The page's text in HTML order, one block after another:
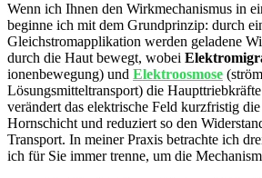
Wenn ich ‌Ihnen den Wirkmechanismus in
beginne ⁣ich mit dem Grundprinzip: durch
Gleichstromapplikation werden geladene
durch die Haut bewegt, wobei
ionenbewegung) und Elektroosmose
Lösungsmitteltransport) die
verändert das elektrische Feld kurzfristig die
Hornschicht und reduziert ‌so den
Transport. In meiner Praxis betrachte ich
‍ich‌ für Sie immer trenne, um die